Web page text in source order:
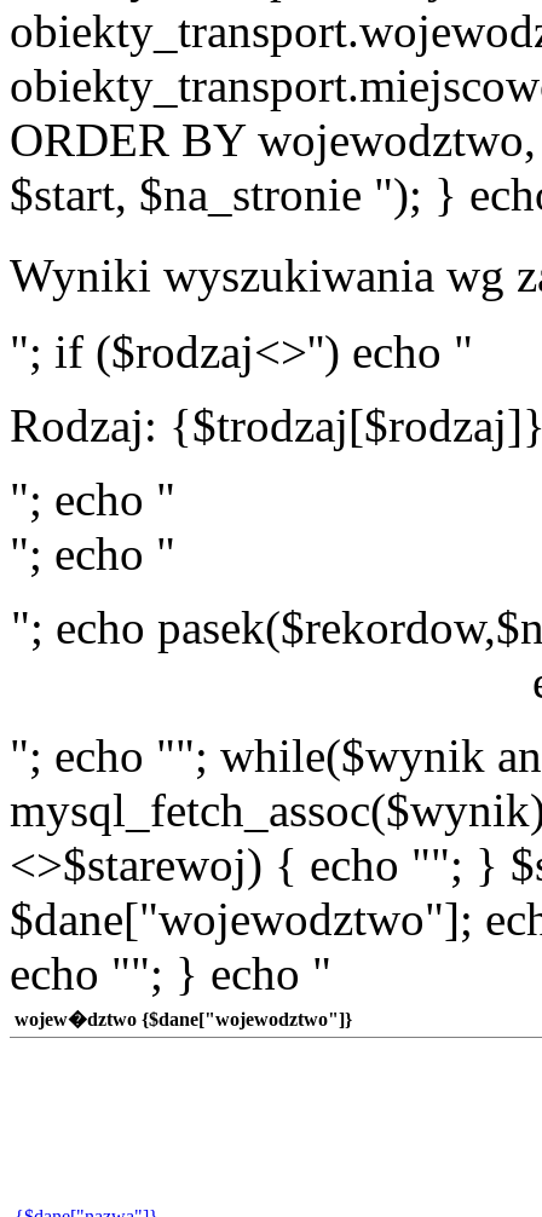
ORDER BY
$start, $na_stronie "); }
Wyniki wyszukiwania wg
"; if ($rodzaj<>'') echo "
Rodzaj:
"; echo "
"; echo "
"; echo
"; echo ""; while($wynik
<>$starewoj) { echo ""; }
$dane["wojewodztwo"];
echo ""; } echo "
wojew�dztwo {$dane["wojewodztwo"]}